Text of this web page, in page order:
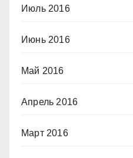
Июль 2016
Июнь 2016
Май 2016
Апрель 2016
Март 2016